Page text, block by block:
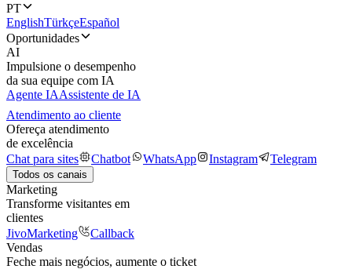
PT
EnglishTürkçeEspañol
Oportunidades
AI
Impulsione o desempenho
da sua equipe com IA
Agente IAAssistente de IA
Atendimento ao cliente
Ofereça atendimento
de excelência
Chat para sites
Chatbot WhatsApp Instagram Telegram
Todos os canais
Marketing
Transforme visitantes em
clientes
JivoMarketing
Callback
Vendas
Feche mais negócios, aumente o ticket